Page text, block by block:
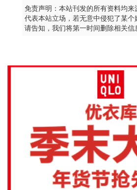
免责声明：本站刊发的所有资料均来
代表本站立场，若无意中侵犯了某个
请告知，我们将第一时间删除相关信